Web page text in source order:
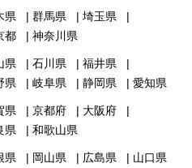
県 群馬県
埼玉県
都 神奈川県
県 石川県
福井県
県 岐阜県 静岡県 愛知県
県 京都府
大阪府
県 和歌山県
県 岡山県 広島県 山口県